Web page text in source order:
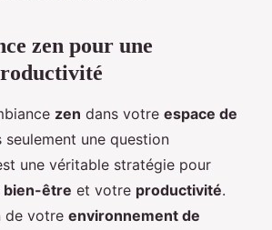
zen pour une
zen dans votre espace de
seulement une question
une véritable stratégie pour
bien-être et votre productivité.
de votre environnement de